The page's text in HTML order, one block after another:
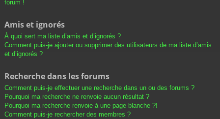
forum !
Amis et ignorés
À quoi sert ma liste d’amis et d’ignorés ?
Comment puis-je ajouter ou supprimer des utilisateurs de ma liste d’amis
et d’ignorés ?
Recherche dans les forums
Comment puis-je effectuer une recherche dans un ou des forums ?
Pourquoi ma recherche ne renvoie aucun résultat ?
Pourquoi ma recherche renvoie à une page blanche ?!
Comment puis-je rechercher des membres ?